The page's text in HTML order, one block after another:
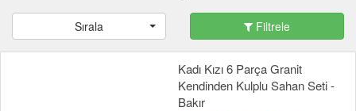
Sırala Filtrele
Kadı Kızı 6 Parça Granit
Kendinden Kulplu Sahan Seti -
Bakır